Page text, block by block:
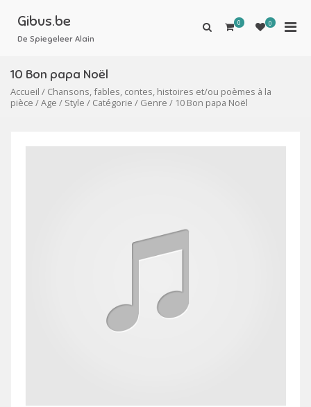
contenu
Gibus.be
De Spiegeleer Alain
Afficher0 0
10 Bon papa Noël
Accueil / Chansons, fables, contes, histoires et/ou poèmes à la
pièce /Age / Style / Catégorie / Genre / 10 Bon papa Noël